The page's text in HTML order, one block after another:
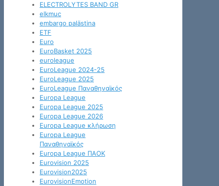
ELECTROLYTES BAND GR
elkmuc
embargo palästina
ETF
Euro
EuroBasket 2025
euroleague
EuroLeague 2024-25
EuroLeague 2025
EuroLeague Παναθηναϊκός
Europa League
Europa League 2025
Europa League 2026
Europa League κλήρωση
Europa League
Παναθηναϊκός
Europa League ΠΑΟΚ
Eurovision 2025
Eurovision2025
EurovisionEmotion